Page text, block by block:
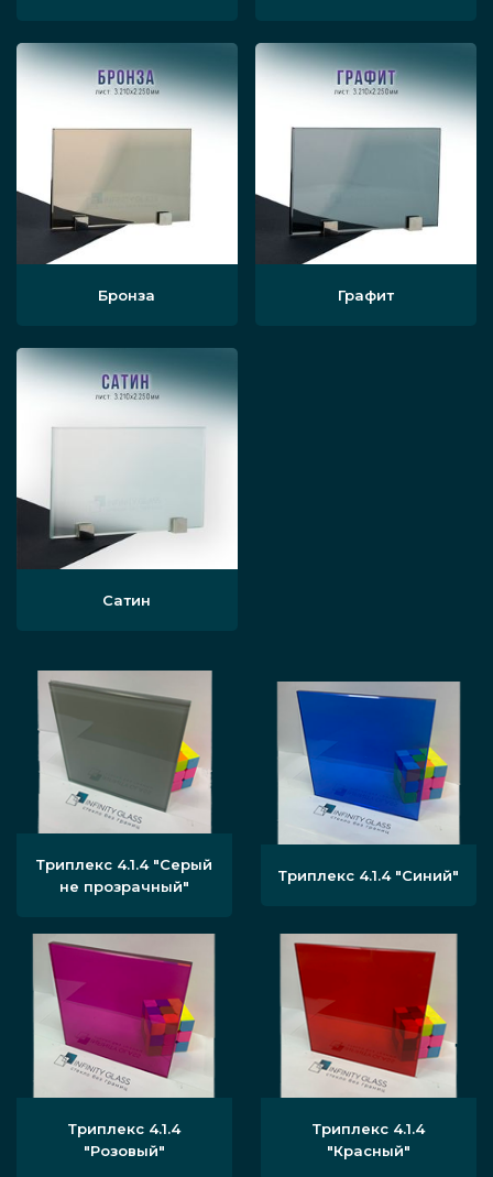
Бронза Графит
Сатин
Триплекс 4.1.4 "Серый
не прозрачный"
Триплекс 4.1.4 "Синий"
Триплекс 4.1.4
"Розовый"
Триплекс 4.1.4
"Красный"